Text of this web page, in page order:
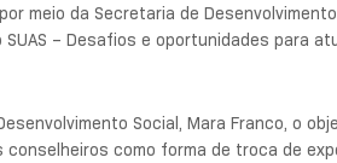
meio da Secretaria de
SUAS – Desafios e oportunidades para
Social, Mara Franco, o
como forma de troca de